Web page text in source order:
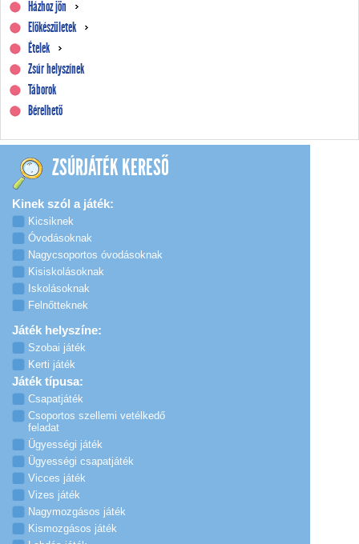
Házhoz jön
Előkészületek
Ételek
Zsúr helyszínek
Táborok
Bérelhető
ZSÚRJÁTÉK KERESŐ
Kinek szól a játék:
Kicsiknek
Óvodásoknak
Nagycsoportos óvodásoknak
Kisiskolásoknak
Iskolásoknak
Felnőtteknek
Játék helyszíne:
Szobai játék
Kerti játék
Játék típusa:
Csapatjáték
Csoportos szellemi vetélkedő
feladat
Ügyességi játék
Ügyességi csapatjáték
Vicces játék
Vizes játék
Nagymozgásos játék
Kismozgásos játék